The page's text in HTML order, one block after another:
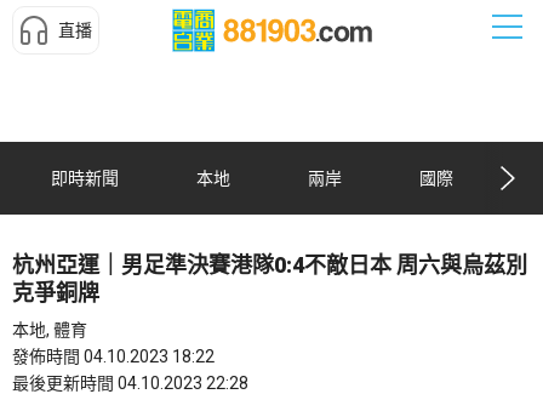
直播
即時新聞 本地 兩岸 國際
杭州亞運｜男足準決賽港隊0:4不敵日本 周六與烏茲別
克爭銅牌
本地, 體育
發佈時間 04.10.2023 18:22
最後更新時間 04.10.2023 22:28